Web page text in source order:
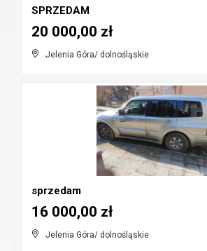
SPRZEDAM
Jelenia Góra/ dolnośląskie
20 000,00 zł
sprzedam
Jelenia Góra/ dolnośląskie
16 000,00 zł